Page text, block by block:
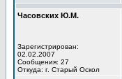
Часовских Ю.М.
Зарегистрирован:
02.02.2007
Сообщения: 27
Откуда: г. Старый Оскол